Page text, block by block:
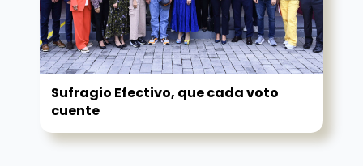
Sufragio Efectivo, que cada voto
cuente